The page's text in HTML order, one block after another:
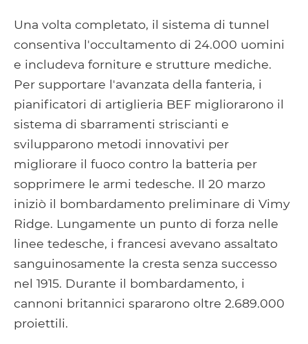
Una volta completato, il sistema di tunnel
consentiva l'occultamento di 24.000 uomini
e includeva forniture e strutture mediche.
Per supportare l'avanzata della fanteria, i
pianificatori di artiglieria BEF migliorarono il
sistema di sbarramenti striscianti e
svilupparono metodi innovativi per
migliorare il fuoco contro la batteria per
sopprimere le armi tedesche. Il 20 marzo
iniziò il bombardamento preliminare di Vimy
Ridge. Lungamente un punto di forza nelle
linee tedesche, i francesi avevano assaltato
sanguinosamente la cresta senza successo
nel 1915. Durante il bombardamento, i
cannoni britannici spararono oltre 2.689.000
proiettili.